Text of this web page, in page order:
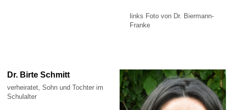
links Foto von Dr. Biermann-
Franke
Dr. Birte Schmitt
verheiratet, Sohn und Tochter im
Schulalter